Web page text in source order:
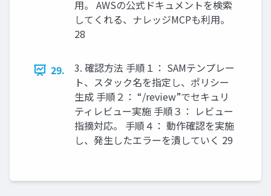
用。 AWSの公式ドキュメントを検索
してくれる、ナレッジMCPも利用。
28
29.
3. 確認方法 手順１： SAMテンプレー
ト、スタック名を指定し、ポリシー
生成 手順２： “/review”でセキュリ
ティレビュー実施 手順３： レビュー
指摘対応。 手順４： 動作確認を実施
し、発生したエラーを潰していく 29